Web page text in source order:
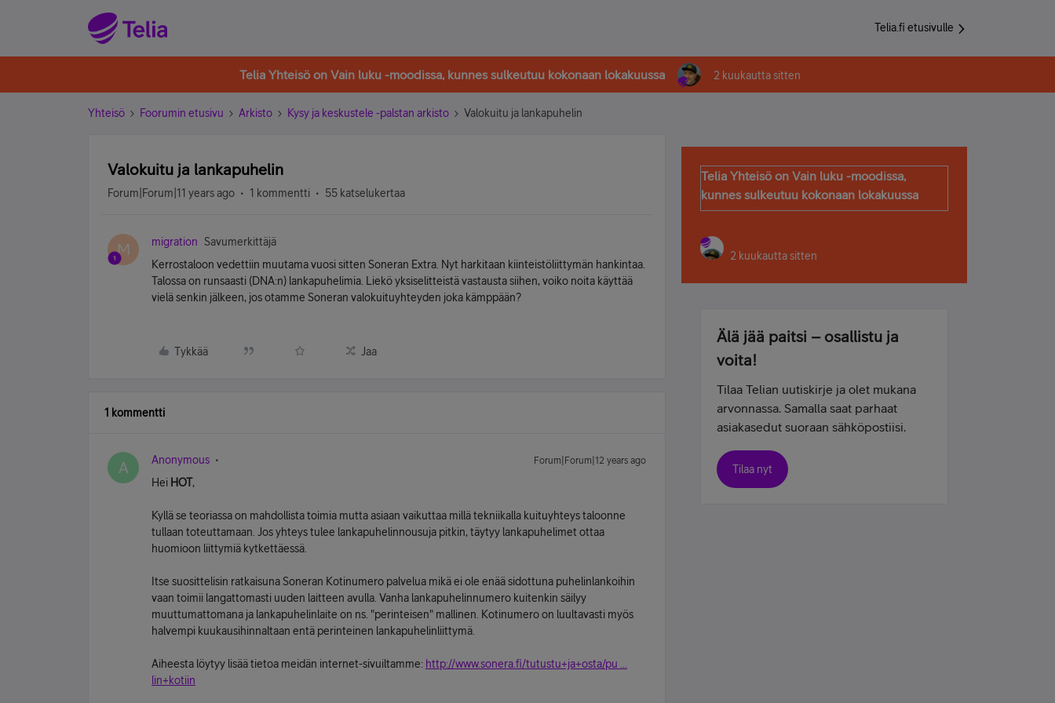
Telia.fi etusivulle
Telia Yhteisö on Vain luku -moodissa, kunnes sulkeutuu kokonaan lokakuussa 2 kuukautta sitten
Yhteisö Foorumin etusivu Arkisto Kysy ja keskustele -palstan arkisto Valokuitu ja lankapuhelin
Valokuitu ja lankapuhelin
Forum|Forum|11 years ago 1 kommentti 55 katselukertaa
M migration
Savumerkittäjä
Kerrostaloon vedettiin muutama vuosi sitten Soneran Extra. Nyt harkitaan kiinteistöliittymän hankintaa.
Talossa on runsaasti (DNA:n) lankapuhelimia. Liekö yksiselitteistä vastausta siihen, voiko noita käyttää
vielä senkin jälkeen, jos otamme Soneran valokuituyhteyden joka kämppään?
Tykkää Jaa
1 kommentti
A Anonymous Forum|Forum|12 years ago
Hei HOT,
Kyllä se teoriassa on mahdollista toimia mutta asiaan vaikuttaa millä tekniikalla kuituyhteys taloonne
tullaan toteuttamaan. Jos yhteys tulee lankapuhelinnousuja pitkin, täytyy lankapuhelimet ottaa
huomioon liittymiä kytkettäessä.
Itse suosittelisin ratkaisuna Soneran Kotinumero palvelua mikä ei ole enää sidottuna puhelinlankoihin
vaan toimii langattomasti uuden laitteen avulla. Vanha lankapuhelinnumero kuitenkin säilyy
muuttumattomana ja lankapuhelinlaite on ns. "perinteisen" mallinen. Kotinumero on luultavasti myös
halvempi kuukausihinnaltaan entä perinteinen lankapuhelinliittymä.
Aiheesta löytyy lisää tietoa meidän internet-sivuiltamme: http://www.sonera.fi/tutustu+ja+osta/pu ...
lin+kotiin
Telia Yhteisö on Vain luku -moodissa,
kunnes sulkeutuu kokonaan lokakuussa
2 kuukautta sitten
Älä jää paitsi – osallistu ja
voita!
Tilaa Telian uutiskirje ja olet mukana
arvonnassa. Samalla saat parhaat
asiakasedut suoraan sähköpostiisi.
Tilaa nyt